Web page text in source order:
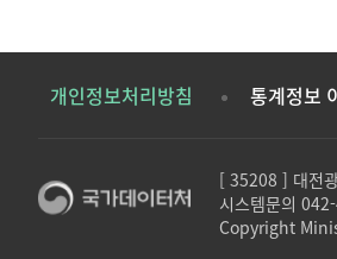
개인정보처리방침 통계정보
[ 35208 ] 대전
시스템문의
Copyright